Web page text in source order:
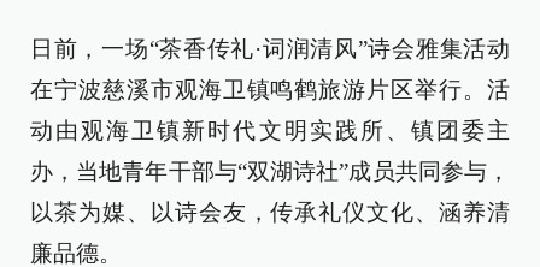
日前，一场“茶香传礼·词润清风”诗会雅集活动
在宁波慈溪市观海卫镇鸣鹤旅游片区举行。活
动由观海卫镇新时代文明实践所、镇团委主
办，当地青年干部与“双湖诗社”成员共同参与，
以茶为媒、以诗会友，传承礼仪文化、涵养清
廉品德。